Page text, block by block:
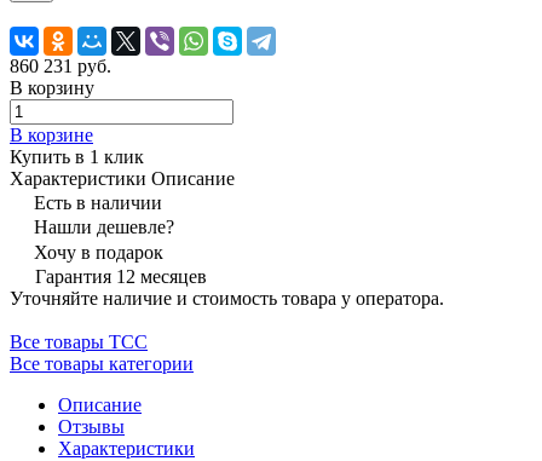
860 231 руб.
В корзину
В корзине
Купить в 1 клик
Характеристики Описание
Есть в наличии
Нашли дешевле?
Хочу в подарок
Гарантия 12 месяцев
Уточняйте наличие и стоимость товара у оператора.
Все товары ТСС
Все товары категории
Описание
Отзывы
Характеристики